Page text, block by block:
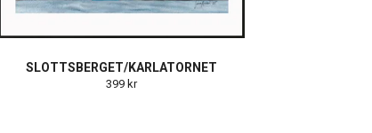
SLOTTSBERGET/KARLATORNET
399 kr